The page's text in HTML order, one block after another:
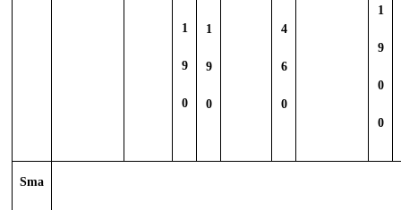
1
9
0
1
9
0
4
6
0
1
9
0
0
Sma